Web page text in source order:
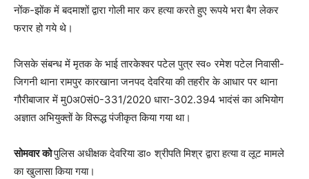
नोंक-झोंक में बदमाशों द्वारा गोली मार कर हत्या करते हुए रूपये भरा बैग लेकर
फरार हो गये थे।
जिसके संबन्ध में मृतक के भाई तारकेश्वर पटेल पुत्र स्व० रमेश पटेल निवासी-
जिगनी थाना रामपुर कारखाना जनपद देवरिया की तहरीर के आधार पर थाना
गौरीबाजार में मु0अ0सं0-331/2020 धारा-302.394 भादंसं का अभियोग
अज्ञात अभियुक्तों के विरूद्ध पंजीकृत किया गया था।
सोमवार कोपुलिस अधीक्षक देवरिया डा० श्रीपति मिश्र द्वारा हत्या व लूट मामले
का खुलासा किया गया।